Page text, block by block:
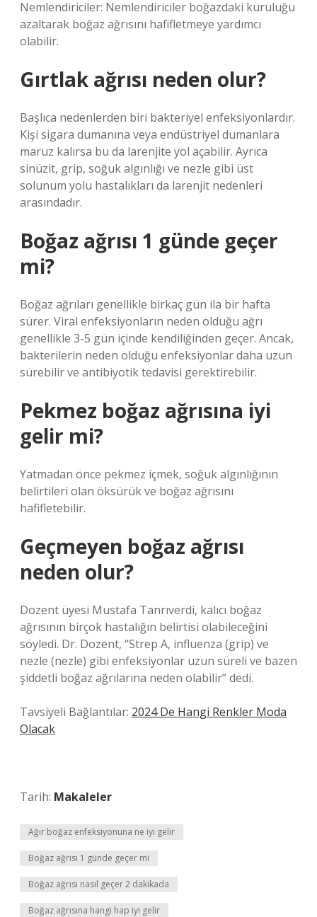
Nemlendiriciler: Nemlendiriciler boğazdaki kuruluğu
azaltarak boğaz ağrısını hafifletmeye yardımcı
olabilir.
Gırtlak ağrısı neden olur?
Başlıca nedenlerden biri bakteriyel enfeksiyonlardır.
Kişi sigara dumanına veya endüstriyel dumanlara
maruz kalırsa bu da larenjite yol açabilir. Ayrıca
sinüzit, grip, soğuk algınlığı ve nezle gibi üst
solunum yolu hastalıkları da larenjit nedenleri
arasındadır.
Boğaz ağrısı 1 günde geçer
mi?
Boğaz ağrıları genellikle birkaç gün ila bir hafta
sürer. Viral enfeksiyonların neden olduğu ağrı
genellikle 3-5 gün içinde kendiliğinden geçer. Ancak,
bakterilerin neden olduğu enfeksiyonlar daha uzun
sürebilir ve antibiyotik tedavisi gerektirebilir.
Pekmez boğaz ağrısına iyi
gelir mi?
Yatmadan önce pekmez içmek, soğuk algınlığının
belirtileri olan öksürük ve boğaz ağrısını
hafifletebilir.
Geçmeyen boğaz ağrısı
neden olur?
Dozent üyesi Mustafa Tanrıverdi, kalıcı boğaz
ağrısının birçok hastalığın belirtisi olabileceğini
söyledi. Dr. Dozent, “Strep A, influenza (grip) ve
nezle (nezle) gibi enfeksiyonlar uzun süreli ve bazen
şiddetli boğaz ağrılarına neden olabilir” dedi.
Tavsiyeli Bağlantılar: 2024 De Hangi Renkler Moda
Olacak
Tarih: Makaleler
Ağır boğaz enfeksiyonuna ne iyi gelir
Boğaz ağrısı 1 günde geçer mi
Boğaz ağrısı nasıl geçer 2 dakikada
Boğaz ağrısına hangi hap iyi gelir